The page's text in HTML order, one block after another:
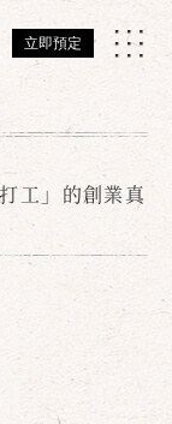
立即預定
工」的創業真